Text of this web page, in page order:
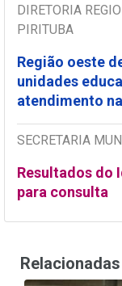
DIRETORIA
PIRITUBA
Região oeste
unidades
atendimento
SECRETARIA
Resultados do
para consulta
Relacionadas